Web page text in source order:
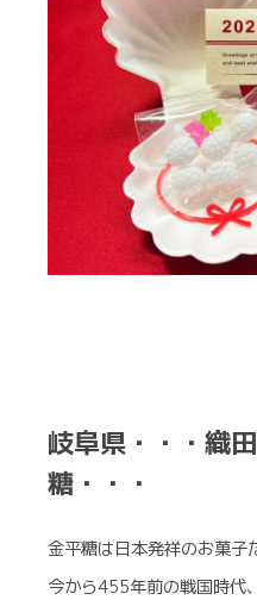
岐阜県・・・織
糖・・・
金平糖は日本発祥のお菓子
今から455年前の戦国時代